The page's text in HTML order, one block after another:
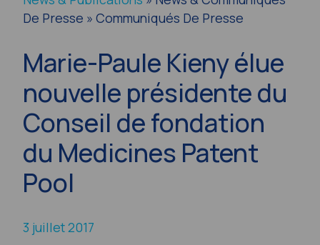
De Presse » Communiqués De Presse
Marie-Paule Kieny élue
nouvelle présidente du
Conseil de fondation
du Medicines Patent
Pool
3 juillet 2017